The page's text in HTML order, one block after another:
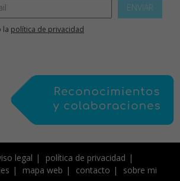
ENVIAR
la política de privacidad
legal
política de privacidad
mapa web contacto sobre mi